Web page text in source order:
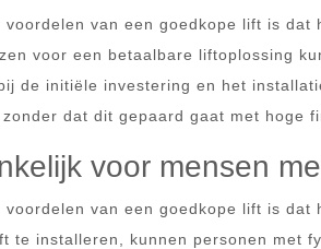
voordelen van een goedkope lift is
voor een betaalbare liftoplossing
de initiële investering en het
dat dit gepaard gaat met hoge
voor mensen
voordelen van een goedkope lift is
te installeren, kunnen personen met